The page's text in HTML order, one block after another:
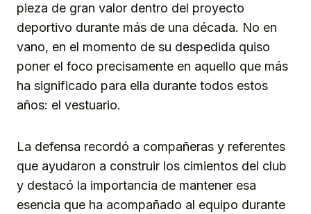
pieza de gran valor dentro del proyecto
deportivo durante más de una década. No en
vano, en el momento de su despedida quiso
poner el foco precisamente en aquello que más
ha significado para ella durante todos estos
años: el vestuario.
La defensa recordó a compañeras y referentes
que ayudaron a construir los cimientos del club
y destacó la importancia de mantener esa
esencia que ha acompañado al equipo durante